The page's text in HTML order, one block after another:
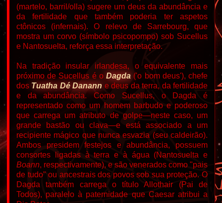
(martelo, barril/olla) sugere um deus da abundância e
da fertilidade que também poderia ter aspetos
ctônicos (infernais). O relevo de Sarrebourg, que
mostra um corvo (símbolo psicopompo) sob Sucellus
e Nantosuelta, reforça essa interpretação.
Na tradição insular irlandesa, o equivalente mais
próximo de Sucellus é oDagda ('o bom deus' ), chefe
dos Tuatha Dé Danann e deus da terra, da fertilidade
e da abundância. Como Sucellus, o Dagda é
representado como um homem barbudo e poderoso
que carrega um atributo de golpe—neste caso, um
grande bastão ou clava—e está associado a um
recipiente mágico que nunca esvazia (seu caldeirão).
Ambos presidem festejos e abundância, possuem
consortes ligadas à terra e à água (Nantosuelta e
Boann, respectivamente), e são venerados como "pais
de tudo" ou ancestrais dos povos sob sua proteção. O
Dagda também carrega o título Allothair (Pai de
Todos), paralelo à paternidade que Caesar atribui a